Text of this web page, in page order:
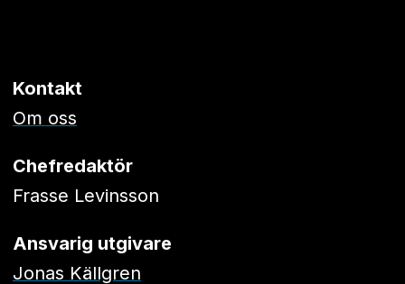
Kontakt
Om oss
Chefredaktör
Frasse Levinsson
Ansvarig utgivare
Jonas Källgren